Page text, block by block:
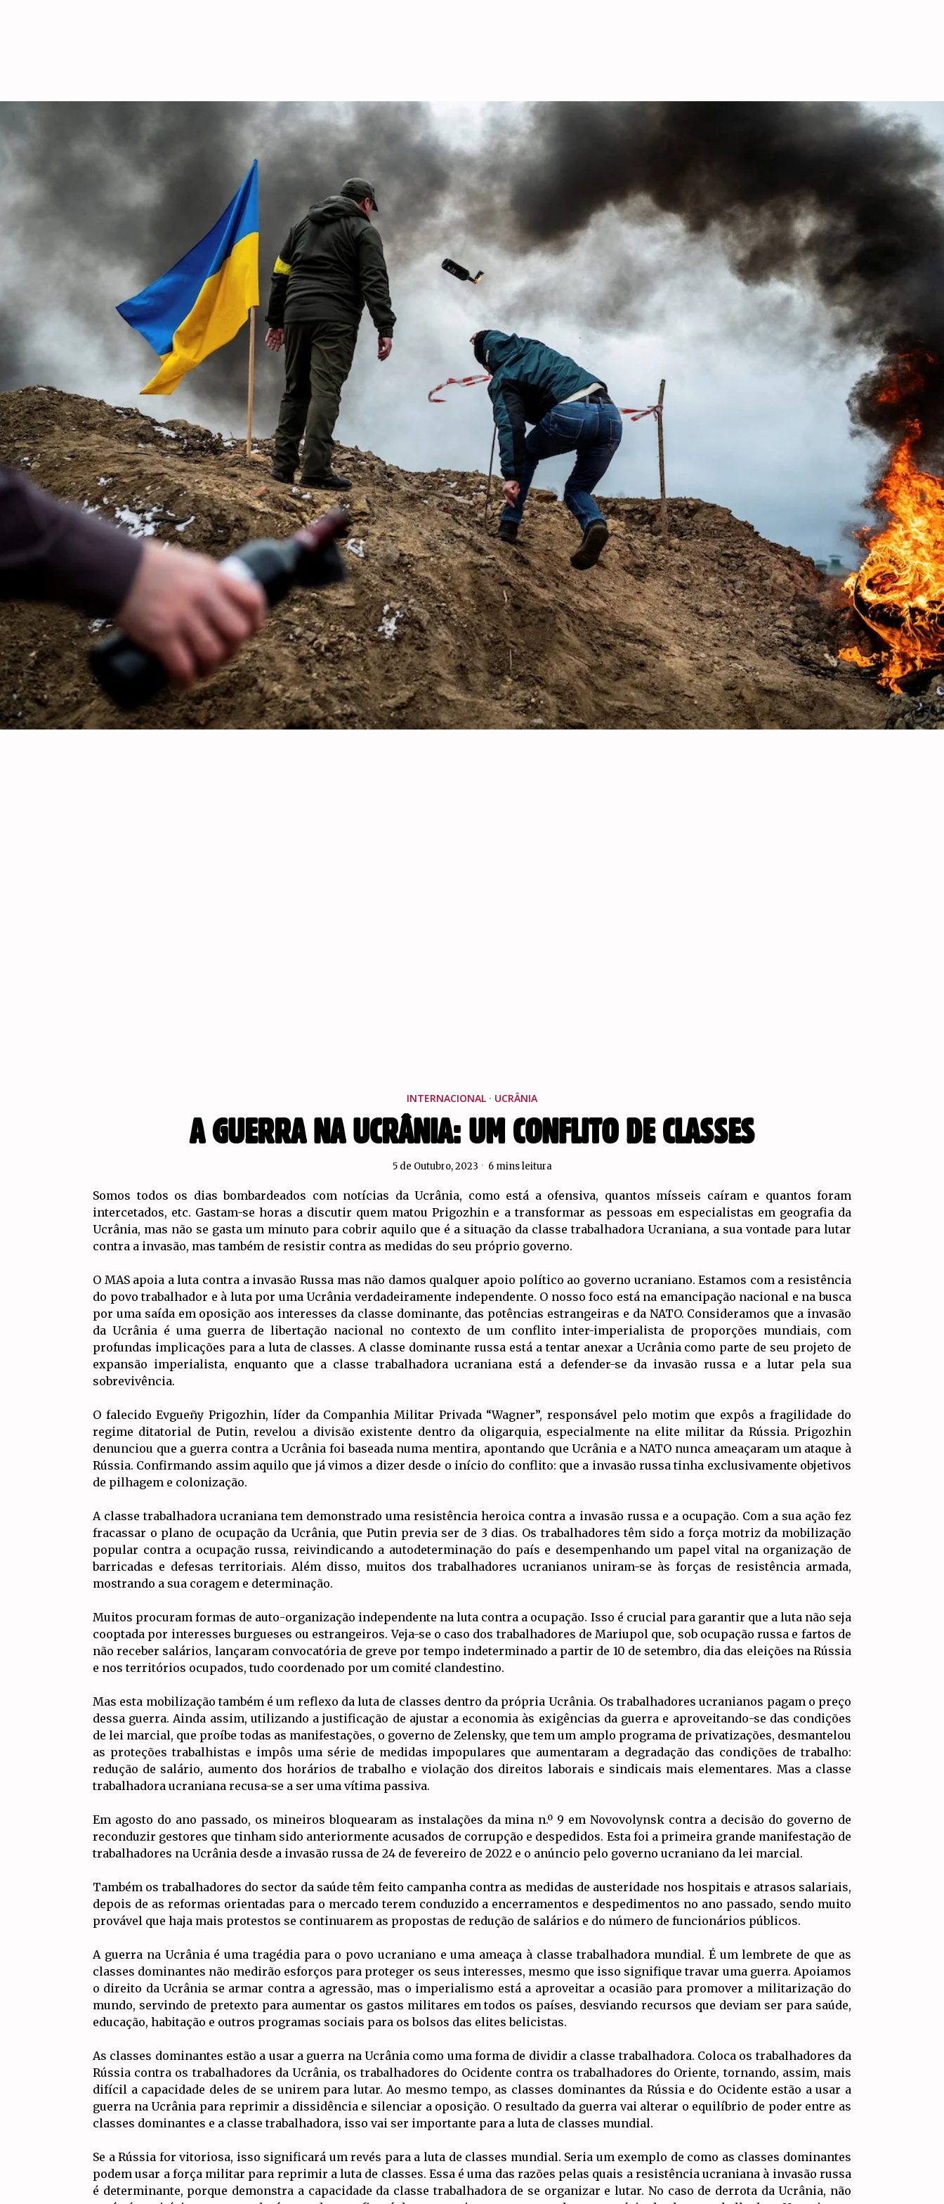
INTERNACIONAL · UCRÂNIA
A GUERRA NA UCRÂNIA: UM CONFLITO DE CLASSES
5 de Outubro, 2023 6 mins leitura
Somos todos os dias bombardeados com notícias da Ucrânia, como está a ofensiva, quantos mísseis caíram e quantos foram
intercetados, etc. Gastam-se horas a discutir quem matou Prigozhin e a transformar as pessoas em especialistas em geografia da
Ucrânia, mas não se gasta um minuto para cobrir aquilo que é a situação da classe trabalhadora Ucraniana, a sua vontade para lutar
contra a invasão, mas também de resistir contra as medidas do seu próprio governo.
O MAS apoia a luta contra a invasão Russa mas não damos qualquer apoio político ao governo ucraniano. Estamos com a resistência
do povo trabalhador e à luta por uma Ucrânia verdadeiramente independente. O nosso foco está na emancipação nacional e na busca
por uma saída em oposição aos interesses da classe dominante, das potências estrangeiras e da NATO. Consideramos que a invasão
da Ucrânia é uma guerra de libertação nacional no contexto de um conflito inter-imperialista de proporções mundiais, com
profundas implicações para a luta de classes. A classe dominante russa está a tentar anexar a Ucrânia como parte de seu projeto de
expansão imperialista, enquanto que a classe trabalhadora ucraniana está a defender-se da invasão russa e a lutar pela sua
sobrevivência.
O falecido Evgueñy Prigozhin, líder da Companhia Militar Privada “Wagner”, responsável pelo motim que expôs a fragilidade do
regime ditatorial de Putin, revelou a divisão existente dentro da oligarquia, especialmente na elite militar da Rússia. Prigozhin
denunciou que a guerra contra a Ucrânia foi baseada numa mentira, apontando que Ucrânia e a NATO nunca ameaçaram um ataque à
Rússia. Confirmando assim aquilo que já vimos a dizer desde o início do conflito: que a invasão russa tinha exclusivamente objetivos
de pilhagem e colonização.
A classe trabalhadora ucraniana tem demonstrado uma resistência heroica contra a invasão russa e a ocupação. Com a sua ação fez
fracassar o plano de ocupação da Ucrânia, que Putin previa ser de 3 dias. Os trabalhadores têm sido a força motriz da mobilização
popular contra a ocupação russa, reivindicando a autodeterminação do país e desempenhando um papel vital na organização de
barricadas e defesas territoriais. Além disso, muitos dos trabalhadores ucranianos uniram-se às forças de resistência armada,
mostrando a sua coragem e determinação.
Muitos procuram formas de auto-organização independente na luta contra a ocupação. Isso é crucial para garantir que a luta não seja
cooptada por interesses burgueses ou estrangeiros. Veja-se o caso dos trabalhadores de Mariupol que, sob ocupação russa e fartos de
não receber salários, lançaram convocatória de greve por tempo indeterminado a partir de 10 de setembro, dia das eleições na Rússia
e nos territórios ocupados, tudo coordenado por um comité clandestino.
Mas esta mobilização também é um reflexo da luta de classes dentro da própria Ucrânia. Os trabalhadores ucranianos pagam o preço
dessa guerra. Ainda assim, utilizando a justificação de ajustar a economia às exigências da guerra e aproveitando-se das condições
de lei marcial, que proíbe todas as manifestações, o governo de Zelensky, que tem um amplo programa de privatizações, desmantelou
as proteções trabalhistas e impôs uma série de medidas impopulares que aumentaram a degradação das condições de trabalho:
redução de salário, aumento dos horários de trabalho e violação dos direitos laborais e sindicais mais elementares. Mas a classe
trabalhadora ucraniana recusa-se a ser uma vítima passiva.
Em agosto do ano passado, os mineiros bloquearam as instalações da mina n.º 9 em Novovolynsk contra a decisão do governo de
reconduzir gestores que tinham sido anteriormente acusados de corrupção e despedidos. Esta foi a primeira grande manifestação de
trabalhadores na Ucrânia desde a invasão russa de 24 de fevereiro de 2022 e o anúncio pelo governo ucraniano da lei marcial.
Também os trabalhadores do sector da saúde têm feito campanha contra as medidas de austeridade nos hospitais e atrasos salariais,
depois de as reformas orientadas para o mercado terem conduzido a encerramentos e despedimentos no ano passado, sendo muito
provável que haja mais protestos se continuarem as propostas de redução de salários e do número de funcionários públicos.
A guerra na Ucrânia é uma tragédia para o povo ucraniano e uma ameaça à classe trabalhadora mundial. É um lembrete de que as
classes dominantes não medirão esforços para proteger os seus interesses, mesmo que isso signifique travar uma guerra. Apoiamos
o direito da Ucrânia se armar contra a agressão, mas o imperialismo está a aproveitar a ocasião para promover a militarização do
mundo, servindo de pretexto para aumentar os gastos militares em todos os países, desviando recursos que deviam ser para saúde,
educação, habitação e outros programas sociais para os bolsos das elites belicistas.
As classes dominantes estão a usar a guerra na Ucrânia como uma forma de dividir a classe trabalhadora. Coloca os trabalhadores da
Rússia contra os trabalhadores da Ucrânia, os trabalhadores do Ocidente contra os trabalhadores do Oriente, tornando, assim, mais
difícil a capacidade deles de se unirem para lutar. Ao mesmo tempo, as classes dominantes da Rússia e do Ocidente estão a usar a
guerra na Ucrânia para reprimir a dissidência e silenciar a oposição. O resultado da guerra vai alterar o equilíbrio de poder entre as
classes dominantes e a classe trabalhadora, isso vai ser importante para a luta de classes mundial.
Se a Rússia for vitoriosa, isso significará um revés para a luta de classes mundial. Seria um exemplo de como as classes dominantes
podem usar a força militar para reprimir a luta de classes. Essa é uma das razões pelas quais a resistência ucraniana à invasão russa
é determinante, porque demonstra a capacidade da classe trabalhadora de se organizar e lutar. No caso de derrota da Ucrânia, não